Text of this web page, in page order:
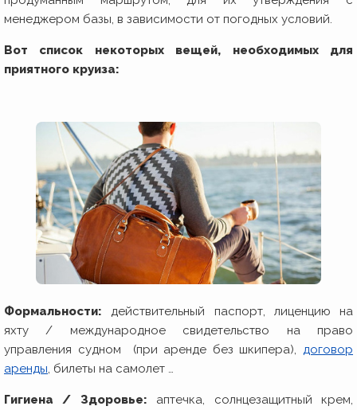
менеджером базы, в зависимости от погодных условий.
Вот список некоторых вещей, необходимых для
приятного круиза:
Формальности: действительный паспорт, лиценцию на
яхту / международное свидетельство на право
управления судном (при аренде без шкипера), договор
аренды, билеты на самолет …
Гигиена / Здоровье: аптечка, солнцезащитный крем,